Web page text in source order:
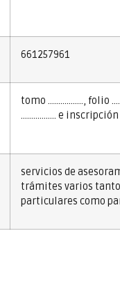
661257961
tomo …………….., folio
…………….. e inscripción
servicios de
trámites varios
particulares como